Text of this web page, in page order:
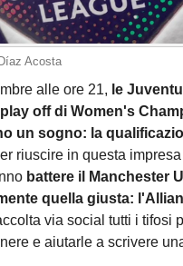
Acosta
alle ore 21, le
off di Women's
un sogno: la
riuscire in questa
battere il Manchester
quella giusta:
via social tutti i tifosi
e aiutarle a scrivere